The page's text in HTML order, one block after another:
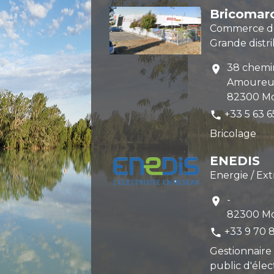
Commerce
Grande
location_on
38
82300
phone +33 5 63
Bricolage
ENEDIS
Energie /
location_on
-
82300
phone +33 9 70
public